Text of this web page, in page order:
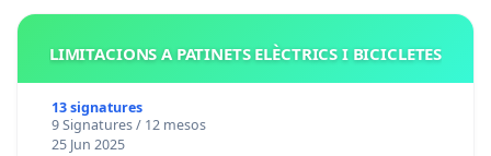
LIMITACIONS A PATINETS ELÈCTRICS I BICICLETES
13 signatures
9 Signatures / 12 mesos
25 Jun 2025